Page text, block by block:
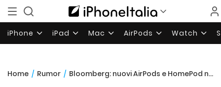
iPhone iPad Mac AirPods Watch
Home / Rumor / Bloomberg: nuovi AirPods e HomePod nel 2021, AirPods Studio rimandate